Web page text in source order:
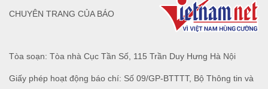
Tòa soạn: Tòa nhà Cục Tần Số, 115 Trần Duy Hưng Hà Nội
Giấy phép hoạt động báo chí: Số 09/GP-BTTTT, Bộ Thông tin và
CHUYÊN TRANG CỦA BÁO